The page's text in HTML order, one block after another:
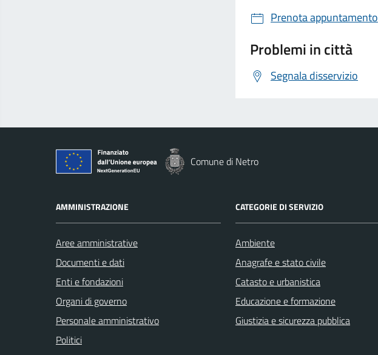
Prenota appuntamento
Problemi in città
Segnala disservizio
Comune di Netro
AMMINISTRAZIONE
Aree amministrative
Documenti e dati
Enti e fondazioni
Organi di governo
Personale amministrativo
Politici
CATEGORIE DI SERVIZIO
Ambiente
Anagrafe e stato civile
Catasto e urbanistica
Educazione e formazione
Giustizia e sicurezza pubblica